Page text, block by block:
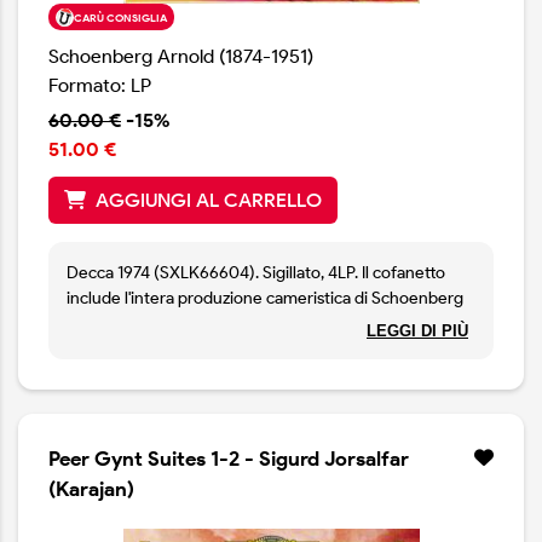
CARÙ CONSIGLIA
Schoenberg Arnold (1874-1951)
Formato: LP
60.00 € -15%
51.00 €
AGGIUNGI AL CARRELLO
Decca 1974 (SXLK66604). Sigillato, 4LP. Il cofanetto
include l'intera produzione cameristica di Schoenberg
interpretato dalla London Sinfonietta diretta da David
Waldtaube, Die Eiserne Brigade, Weihnachtsmusik,
Serenade, Quintetto per fiati (Op. 26), Der Wunsch des
Liebhabers, Der neue Klassizismus, Suite op. 29, ode a
Napoleone, fantasia.
LEGGI DI PIÙ
Peer Gynt Suites 1-2 - Sigurd Jorsalfar
(Karajan)